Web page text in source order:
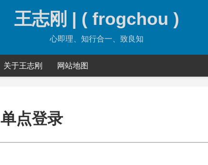
王志刚 | ( frogchou )
心即理、知行合一、致良知
关于王志刚 网站地图
单点登录